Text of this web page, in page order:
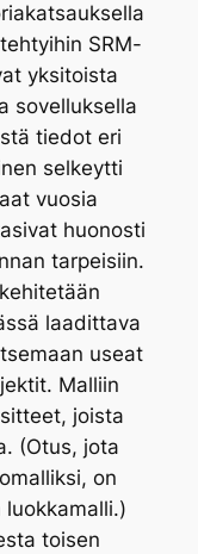
SRM-
yksitoista
sovelluksella
tiedot eri
selkeytti
vuosia
huonosti
tarpeisiin.
laadittava
useat
Malliin
joista
(Otus, jota
on
toisen